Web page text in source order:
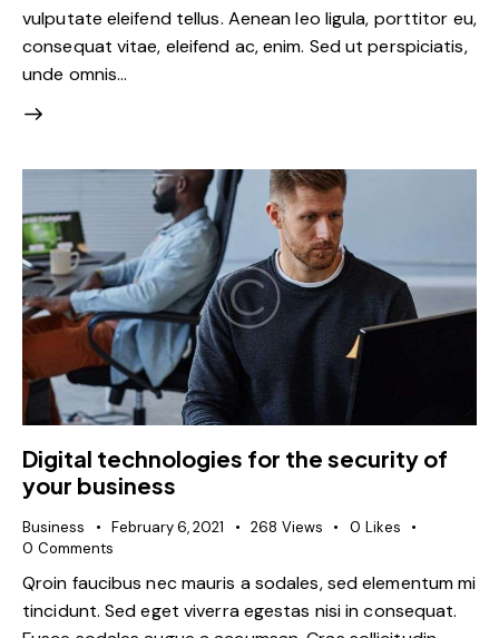
vulputate eleifend tellus. Aenean leo ligula, porttitor eu,
consequat vitae, eleifend ac, enim. Sed ut perspiciatis,
unde omnis…
Digital technologies for the security of
your business
Business February 6, 2021 268 Views 0 Likes
0 Comments
Qroin faucibus nec mauris a sodales, sed elementum mi
tincidunt. Sed eget viverra egestas nisi in consequat.